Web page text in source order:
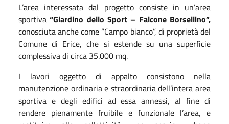
L’area interessata dal progetto consiste in un’area
sportiva“Giardino dello Sport – Falcone Borsellino”,
conosciuta anche come “Campo bianco”, di proprietà del
Comune di Erice, che si estende su una superficie
complessiva di circa 35.000 mq.
I lavori oggetto di appalto consistono nella
manutenzione ordinaria e straordinaria dell’intera area
sportiva e degli edifici ad essa annessi, al fine di
rendere pienamente fruibile e funzionale l’area, e